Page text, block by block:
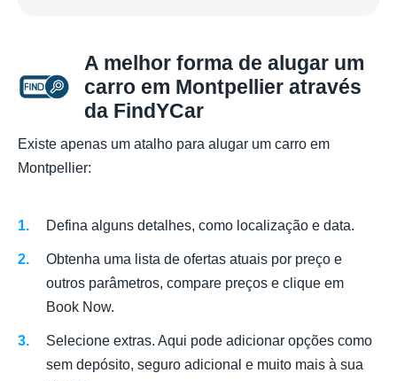
A melhor forma de alugar um
carro em Montpellier através
da FindYCar
Existe apenas um atalho para alugar um carro em
Montpellier:
Defina alguns detalhes, como localização e data.
Obtenha uma lista de ofertas atuais por preço e
outros parâmetros, compare preços e clique em
Book Now.
Selecione extras. Aqui pode adicionar opções como
sem depósito, seguro adicional e muito mais à sua